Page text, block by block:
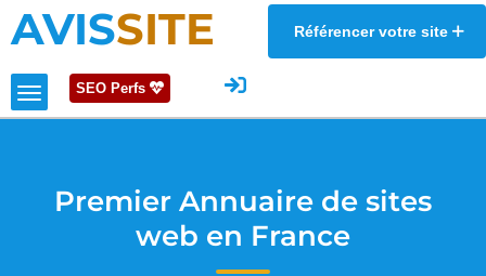
AVISSITE Référencer votre site
SEO Perfs
Premier Annuaire de sites
web en France